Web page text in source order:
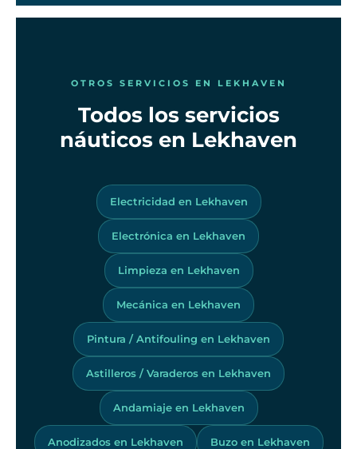
OTROS SERVICIOS EN LEKHAVEN
Todos los servicios
náuticos en Lekhaven
Electricidad en Lekhaven
Electrónica en Lekhaven
Limpieza en Lekhaven
Mecánica en Lekhaven
Pintura / Antifouling en Lekhaven
Astilleros / Varaderos en Lekhaven
Andamiaje en Lekhaven
Anodizados en Lekhaven Buzo en Lekhaven